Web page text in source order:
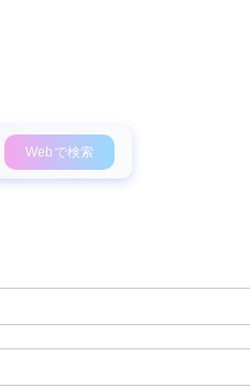
Webで検索